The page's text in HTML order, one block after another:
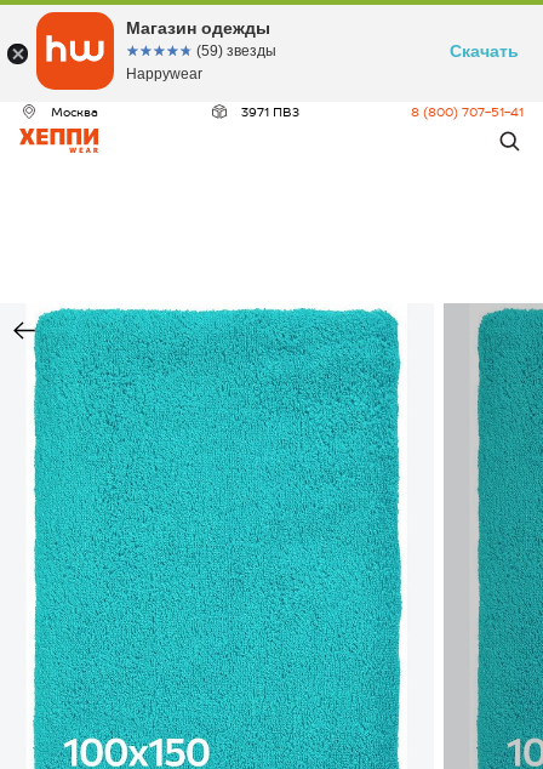
Москва 3971 ПВЗ 8 (800) 707-51-41
Магазин одежды
☆☆☆☆☆
★★★★★ (59) звезды
Happywear
Скачать